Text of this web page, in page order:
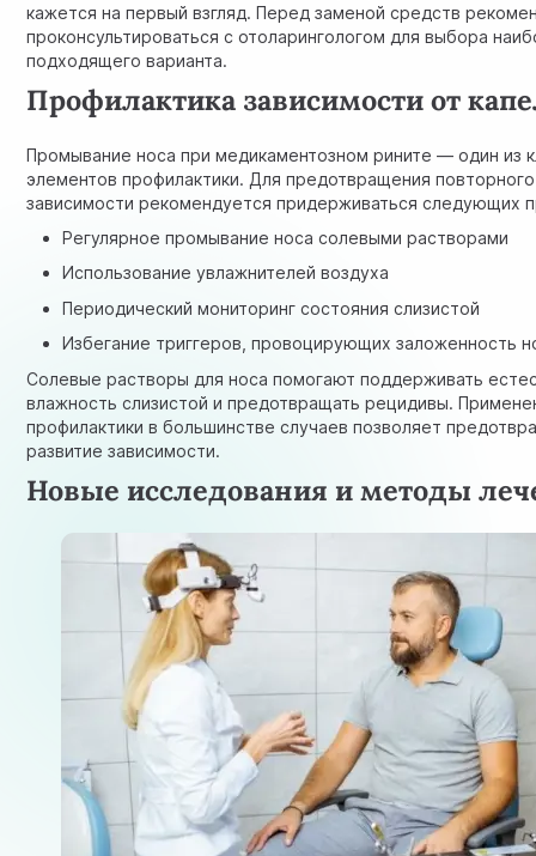
кажется на первый взгляд. Перед заменой средств
проконсультироваться с отоларингологом для выбора
подходящего варианта.
Профилактика зависимости от
Промывание носа при медикаментозном рините — один из
элементов профилактики. Для предотвращения повторного
зависимости рекомендуется придерживаться следующих
Регулярное промывание носа солевыми растворами
Использование увлажнителей воздуха
Периодический мониторинг состояния слизистой
Избегание триггеров, провоцирующих заложенность
Солевые растворы для носа помогают поддерживать
влажность слизистой и предотвращать рецидивы.
профилактики в большинстве случаев позволяет
развитие зависимости.
Новые исследования и методы